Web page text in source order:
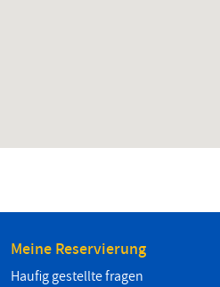
Meine Reservierung
Haufig gestellte fragen